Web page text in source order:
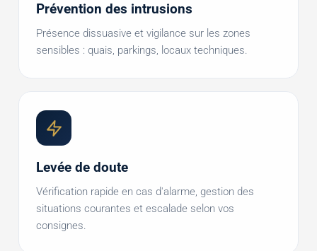
Prévention des intrusions
Présence dissuasive et vigilance sur les zones
sensibles : quais, parkings, locaux techniques.
Levée de doute
Vérification rapide en cas d'alarme, gestion des
situations courantes et escalade selon vos
consignes.